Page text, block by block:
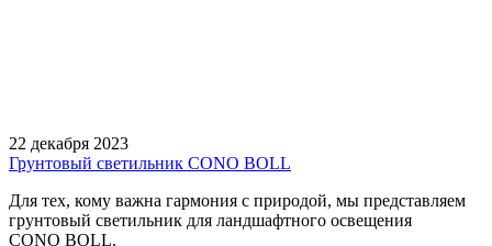
22 декабря 2023
Грунтовый светильник CONO BOLL
Для тех, кому важна гармония с природой, мы представляем
грунтовый светильник для ландшафтного освещения
CONO BOLL.